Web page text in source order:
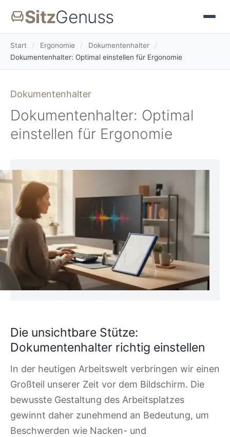
SitzGenuss
Start / Ergonomie / Dokumentenhalter
/
Dokumentenhalter: Optimal einstellen für Ergonomie
Dokumentenhalter
Dokumentenhalter: Optimal
einstellen für Ergonomie
Die unsichtbare Stütze:
Dokumentenhalter richtig einstellen
In der heutigen Arbeitswelt verbringen wir einen
Großteil unserer Zeit vor dem Bildschirm. Die
bewusste Gestaltung des Arbeitsplatzes
gewinnt daher zunehmend an Bedeutung, um
Beschwerden wie Nacken- und